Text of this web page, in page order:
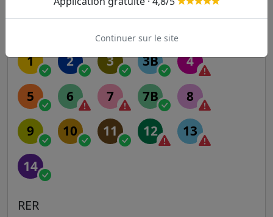
Autres lignes
1 2 3 3B 4
5 6 7 7B 8
9 10 11 12 13
14
RER
Continuer sur le site